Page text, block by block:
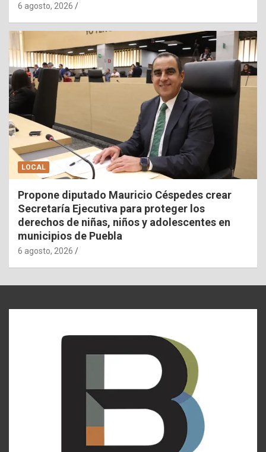
6 agosto, 2026
LOCAL
Propone diputado Mauricio Céspedes crear
Secretaría Ejecutiva para proteger los
derechos de niñas, niños y adolescentes en
municipios de Puebla
6 agosto, 2026